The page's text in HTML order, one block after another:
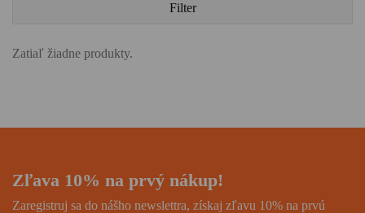
Filter
Zatiaľ žiadne produkty.
Zľava 10% na prvý nákup!
Zaregistruj sa do nášho newslettra, získaj zľavu 10% na prvú